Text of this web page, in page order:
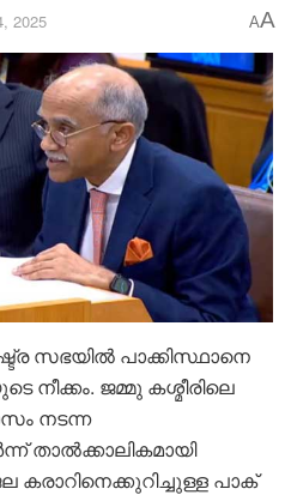
2025 AA
സഭയിൽ പാക്കിസ്ഥാനെ
നീക്കം. ജമ്മു കശ്മീരിലെ
നടന്ന
താൽക്കാലികമായി
കരാറിനെക്കുറിച്ചുള്ള പാക്